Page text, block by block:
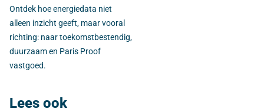
Ontdek hoe energiedata niet
alleen inzicht geeft, maar vooral
richting: naar toekomstbestendig,
duurzaam en Paris Proof
vastgoed.
Lees ook